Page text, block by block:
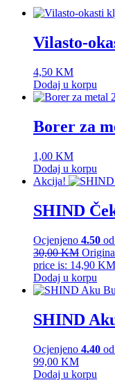
Vilasto-
4,50 KM
Dodaj u korpu
Borer za
1,00 KM
Dodaj u korpu
Akcija!
SHIND
Ocjenjeno 4.50
30,00KM
price is: 14,90
Dodaj u korpu
SHIND
Ocjenjeno 4.40
99,00 KM
Dodaj u korpu